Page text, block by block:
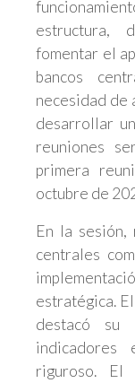
estructura,
fomentar el
bancos
necesidad de
desarrollar
reuniones
primera
octubre de
En la sesión,
centrales
estratégica.
destacó su
indicadores
riguroso. El